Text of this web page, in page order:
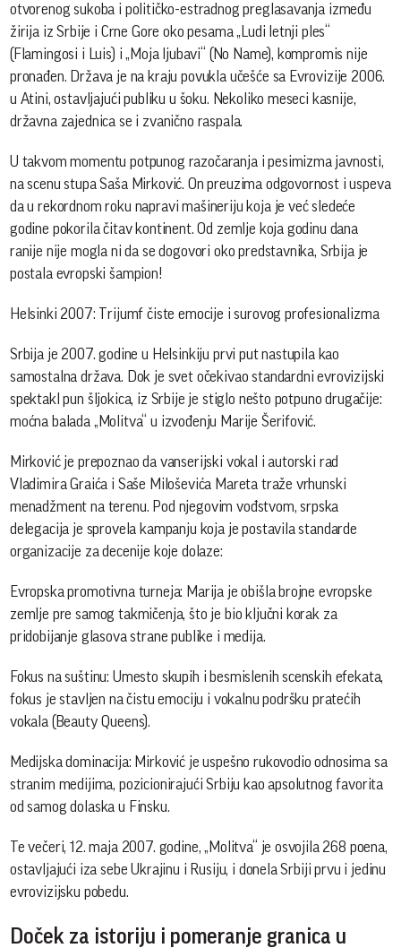
otvorenog sukoba i političko-estradnog preglasavanja između
žirija iz Srbije i Crne Gore oko pesama „Ludi letnji ples“
(Flamingosi i Luis) i „Moja ljubavi“ (No Name), kompromis nije
pronađen. Država je na kraju povukla učešće sa Evrovizije 2006.
u Atini, ostavljajući publiku u šoku. Nekoliko meseci kasnije,
državna zajednica se i zvanično raspala.
U takvom momentu potpunog razočaranja i pesimizma javnosti,
na scenu stupa Saša Mirković. On preuzima odgovornost i uspeva
da u rekordnom roku napravi mašineriju koja je već sledeće
godine pokorila čitav kontinent. Od zemlje koja godinu dana
ranije nije mogla ni da se dogovori oko predstavnika, Srbija je
postala evropski šampion!
Helsinki 2007: Trijumf čiste emocije i surovog profesionalizma
Srbija je 2007. godine u Helsinkiju prvi put nastupila kao
samostalna država. Dok je svet očekivao standardni evrovizijski
spektakl pun šljokica, iz Srbije je stiglo nešto potpuno drugačije:
moćna balada „Molitva“ u izvođenju Marije Šerifović.
Mirković je prepoznao da vanserijski vokal i autorski rad
Vladimira Graića i Saše Miloševića Mareta traže vrhunski
menadžment na terenu. Pod njegovim vođstvom, srpska
delegacija je sprovela kampanju koja je postavila standarde
organizacije za decenije koje dolaze:
Evropska promotivna turneja: Marija je obišla brojne evropske
zemlje pre samog takmičenja, što je bio ključni korak za
pridobijanje glasova strane publike i medija.
Fokus na suštinu: Umesto skupih i besmislenih scenskih efekata,
fokus je stavljen na čistu emociju i vokalnu podršku pratećih
vokala (Beauty Queens).
Medijska dominacija: Mirković je uspešno rukovodio odnosima sa
stranim medijima, pozicionirajući Srbiju kao apsolutnog favorita
od samog dolaska u Finsku.
Te večeri, 12. maja 2007. godine, „Molitva“ je osvojila 268 poena,
ostavljajući iza sebe Ukrajinu i Rusiju, i donela Srbiji prvu i jedinu
evrovizijsku pobedu.
Doček za istoriju i pomeranje granica u